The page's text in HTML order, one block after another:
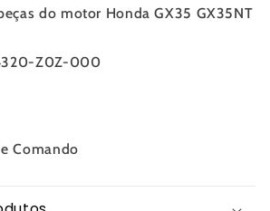
do motor Honda GX35 GX35NT
Z0Z-000
Comando